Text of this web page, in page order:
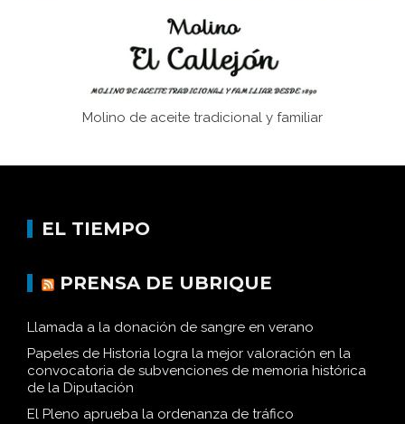
Molino de aceite tradicional y familiar
EL TIEMPO
PRENSA DE UBRIQUE
Llamada a la donación de sangre en verano
Papeles de Historia logra la mejor valoración en la
convocatoria de subvenciones de memoria histórica
de la Diputación
El Pleno aprueba la ordenanza de tráfico